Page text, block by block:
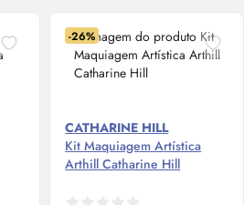
-26%
CATHARINE HILL
Kit Maquiagem Artística
Arthill Catharine Hill